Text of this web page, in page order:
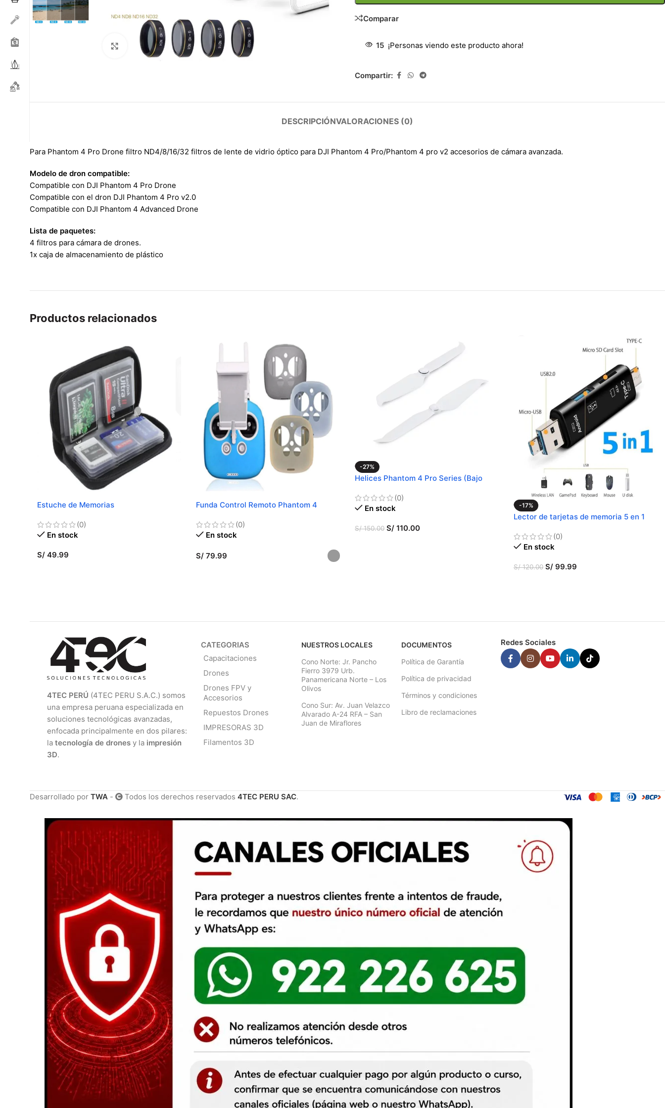
Haga clic para ampliar
Comparar
15 ¡Personas viendo este producto ahora!
Compartir:
DESCRIPCIÓNVALORACIONES (0)
Para Phantom 4 Pro Drone filtro ND4/8/16/32 filtros de lente de vidrio óptico para DJI Phantom 4 Pro/Phantom 4 pro v2 accesorios de cámara avanzada.
Modelo de dron compatible:
Compatible con DJI Phantom 4 Pro Drone
Compatible con el dron DJI Phantom 4 Pro v2.0
Compatible con DJI Phantom 4 Advanced Drone
Lista de paquetes:
4 filtros para cámara de drones.
1x caja de almacenamiento de plástico
Productos relacionados
Estuche de Memorias
(0)
En stock
S/ 49.99
Funda Control Remoto Phantom 4
(0)
En stock
S/ 79.99
-27%
Helices Phantom 4 Pro Series (Bajo
(0)
En stock
S/150.00 S/ 110.00
-17%
Lector de tarjetas de memoria 5 en 1
(0)
En stock
S/120.00 S/ 99.99
4TEC PERÚ (4TEC PERU S.A.C.) somos
una empresa peruana especializada en
soluciones tecnológicas avanzadas,
enfocada principalmente en dos pilares:
la tecnología de drones y la impresión
3D.
CATEGORIAS
Capacitaciones
Drones
Drones FPV y
Accesorios
Repuestos Drones
IMPRESORAS 3D
Filamentos 3D
NUESTROS LOCALES
Cono Norte: Jr. Pancho
Fierro 3979 Urb.
Panamericana Norte – Los
Olivos
Cono Sur: Av. Juan Velazco
Alvarado A-24 RFA – San
Juan de Miraflores
DOCUMENTOS
Política de Garantía
Política de privacidad
Términos y condiciones
Libro de reclamaciones
Redes Sociales
Desarrollado por TWA - Todos los derechos reservados 4TEC PERU SAC.